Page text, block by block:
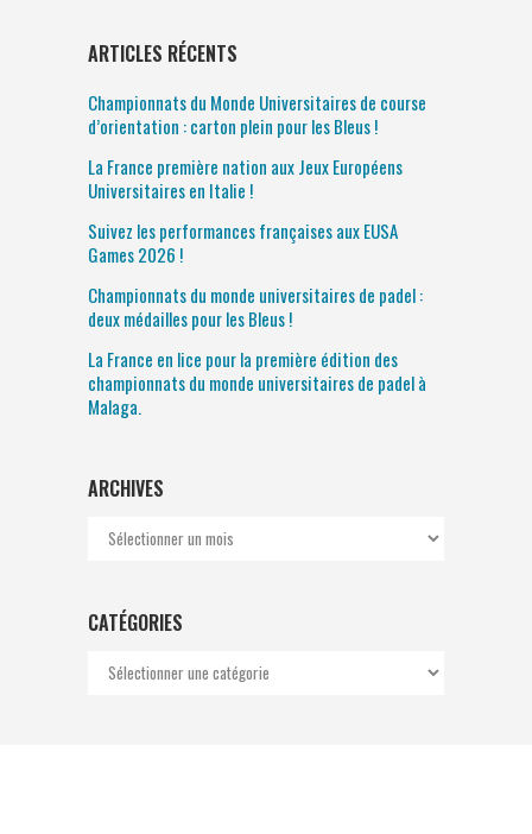
ARTICLES RÉCENTS
Championnats du Monde Universitaires de course
d’orientation : carton plein pour les Bleus !
La France première nation aux Jeux Européens
Universitaires en Italie !
Suivez les performances françaises aux EUSA
Games 2026 !
Championnats du monde universitaires de padel :
deux médailles pour les Bleus !
La France en lice pour la première édition des
championnats du monde universitaires de padel à
Malaga.
ARCHIVES
Archives
CATÉGORIES
Catégories